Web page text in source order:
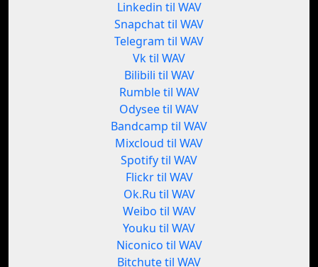
Linkedin til WAV
Snapchat til WAV
Telegram til WAV
Vk til WAV
Bilibili til WAV
Rumble til WAV
Odysee til WAV
Bandcamp til WAV
Mixcloud til WAV
Spotify til WAV
Flickr til WAV
Ok.Ru til WAV
Weibo til WAV
Youku til WAV
Niconico til WAV
Bitchute til WAV